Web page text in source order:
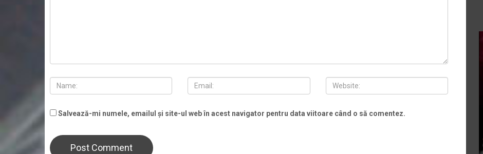
Salvează-mi numele, emailul și site-ul web în acest navigator pentru data viitoare când o să comentez.